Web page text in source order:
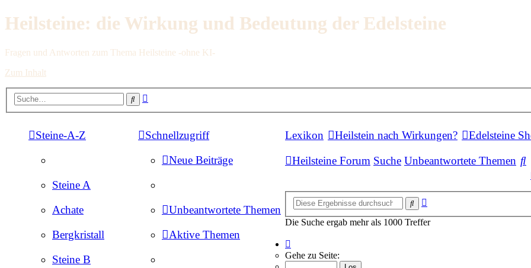
Heilsteine: die Wirkung und Bedeutung der Edelsteine
Fragen und Antworten zum Thema Heilsteine -ohne KI-
Zum Inhalt
Suche
Steine-A-Z
Steine A
Achate
Bergkristall
Steine B
Schnellzugriff
Neue Beiträge
Unbeantwortete Themen
Aktive Themen
Lexikon Heilstein nach Wirkungen? Edelsteine
Heilsteine Forum Suche Unbeantwortete Themen
Suche
Die Suche ergab mehr als 1000 Treffer
1
von
Gehe zu Seite: